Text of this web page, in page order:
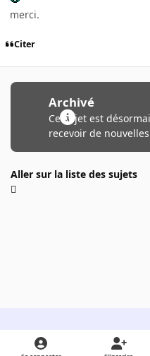
merci.
Citer
Archivé
Ce sujet est
recevoir de
Aller sur la liste des sujets
Light ModeDark ModeSystem Preference